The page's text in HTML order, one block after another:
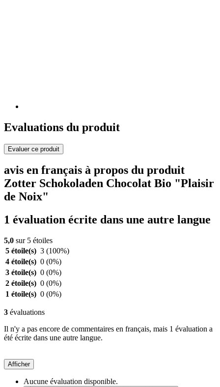
Evaluations du produit
Evaluer ce produit
avis en français à propos du produit
Zotter Schokoladen Chocolat Bio "Plaisir
de Noix"
1 évaluation écrite dans une autre langue
5,0 sur 5 étoiles
5 étoile(s) 3 (100%)
4 étoile(s) 0 (0%)
3 étoile(s) 0 (0%)
2 étoile(s) 0 (0%)
1 étoile(s) 0 (0%)
3 évaluations
Il n'y a pas encore de commentaires en français, mais 1 évaluation a
été écrite dans une autre langue.
Afficher
Aucune évaluation disponible.